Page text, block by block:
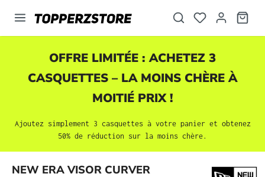
principal
OFFRE LIMITÉE : ACHETEZ 3
CASQUETTES – LA MOINS CHÈRE À
MOITIÉ PRIX !
Ajoutez simplement 3 casquettes à votre panier et obtenez
50% de réduction sur la moins chère.
NEW ERA VISOR CURVER
Ignorer la galerie d'images